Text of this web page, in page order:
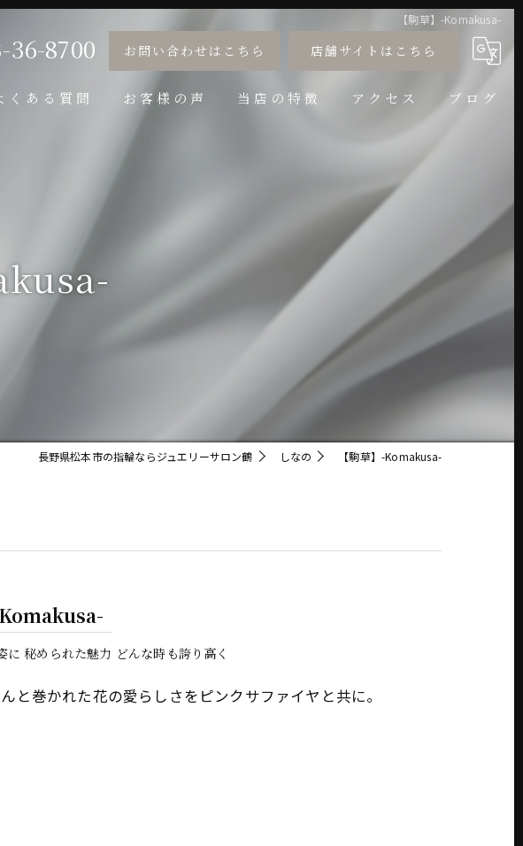
【駒草】-Komakusa-
36-8700 お問い合わせはこちら 店舗サイトはこちら
くある質問 お客様の声 当店の特徴
アニバーサリー
リフォーム
アクセス ブログ
長野県松本市の指輪ならジュエリーサロン鶴 しなの 【駒草】-Komakusa-
Komakusa-
に 秘められた魅力 どんな時も誇り高く
と巻かれた花の愛らしさをピンクサファイヤと共に。